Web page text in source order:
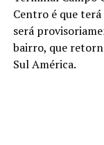
Centro é que
será
bairro, que
Sul América.